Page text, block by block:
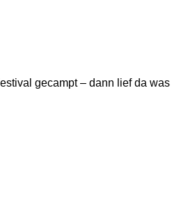
gecampt – dann lief da was